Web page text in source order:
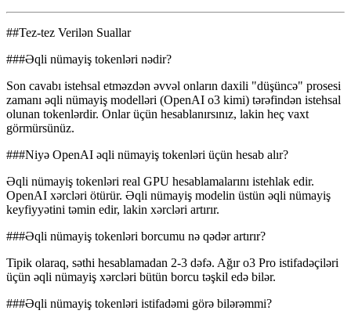
##Tez-tez Verilən Suallar
###Əqli nümayiş tokenləri nədir?
Son cavabı istehsal etməzdən əvvəl onların daxili "düşüncə" prosesi
zamanı əqli nümayiş modelləri (OpenAI o3 kimi) tərəfindən istehsal
olunan tokenlərdir. Onlar üçün hesablanırsınız, lakin heç vaxt
görmürsünüz.
###Niyə OpenAI əqli nümayiş tokenləri üçün hesab alır?
Əqli nümayiş tokenləri real GPU hesablamalarını istehlak edir.
OpenAI xərcləri ötürür. Əqli nümayiş modelin üstün əqli nümayiş
keyfiyyətini təmin edir, lakin xərcləri artırır.
###Əqli nümayiş tokenləri borcumu nə qədər artırır?
Tipik olaraq, səthi hesablamadan 2-3 dəfə. Ağır o3 Pro istifadəçiləri
üçün əqli nümayiş xərcləri bütün borcu təşkil edə bilər.
###Əqli nümayiş tokenləri istifadəmi görə bilərəmmi?